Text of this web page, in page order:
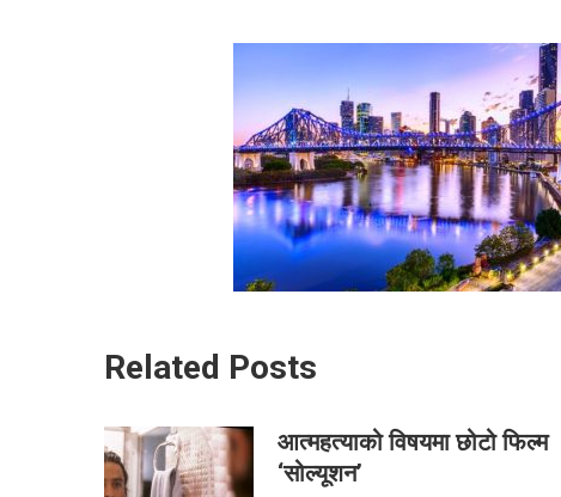
Related Posts
आत्महत्याको विषयमा छोटो फिल्म
‘सोल्यूशन’